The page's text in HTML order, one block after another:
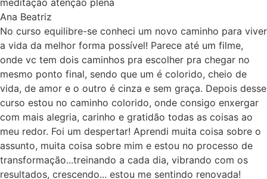
Ana Beatriz
No curso equilibre-se conheci um novo caminho para viver
a vida da melhor forma possível! Parece até um filme,
onde vc tem dois caminhos pra escolher pra chegar no
mesmo ponto final, sendo que um é colorido, cheio de
vida, de amor e o outro é cinza e sem graça. Depois desse
curso estou no caminho colorido, onde consigo enxergar
com mais alegria, carinho e gratidão todas as coisas ao
meu redor. Foi um despertar! Aprendi muita coisa sobre o
assunto, muita coisa sobre mim e estou no processo de
transformação...treinando a cada dia, vibrando com os
resultados, crescendo... estou me sentindo renovada!